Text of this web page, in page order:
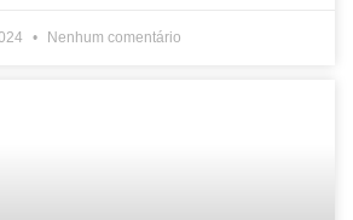
Nenhum comentário